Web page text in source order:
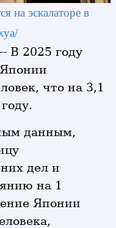
на эскалаторе в
В 2025 году
что на 3,1
данным,
дел и
на 1
Японии